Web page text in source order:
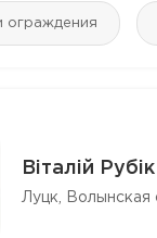
ограждения
Віталій Рубік
Луцк, Волынская